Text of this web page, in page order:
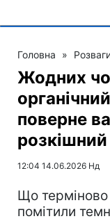
Головна »
Жодних
поверне
12:04 14.06.2026 Нд
Що терміново
помітили